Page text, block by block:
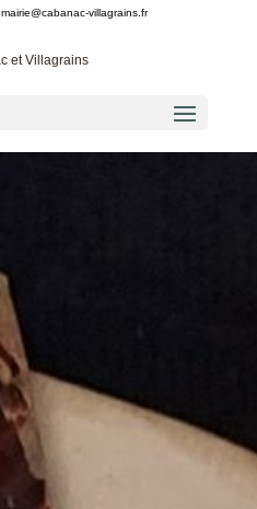
mairie@cabanac-villagrains.fr